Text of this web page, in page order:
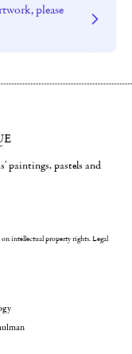
please
paintings, pastels and
intellectual property rights.Legal